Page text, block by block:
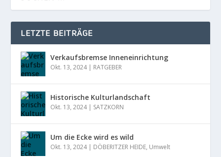
LETZTE BEITRÄGE
Verkaufsbremse Inneneinrichtung
Okt. 13, 2024| RATGEBER
Historische Kulturlandschaft
Okt. 13, 2024| SATZKORN
Um die Ecke wird es wild
Okt. 13, 2024| DÖBERITZER HEIDE, Umwelt